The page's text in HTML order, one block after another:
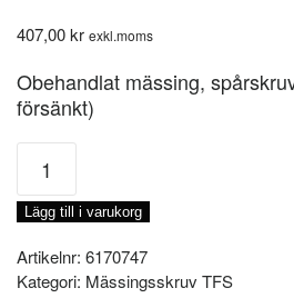
407,00kr exkl.moms
Obehandlat mässing,
försänkt)
TFS
4x25MM,
200-
P
mängd
Lägg till i varukorg
Artikelnr: 6170747
Kategori: Mässingsskruv TFS